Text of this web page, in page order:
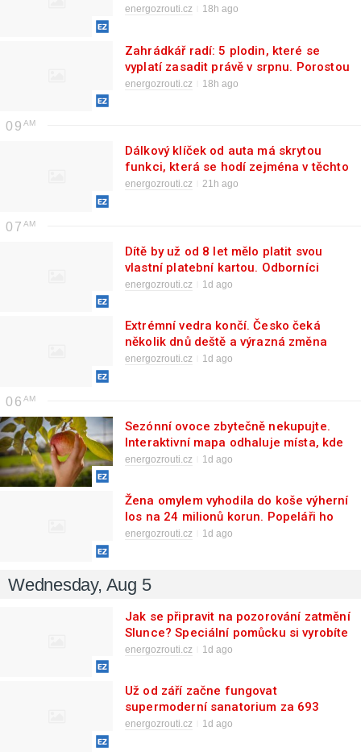
chladu i bez klimatizace
energozrouti.cz 18h ago
Zahrádkář radí: 5 plodin, které se
vyplatí zasadit právě v srpnu. Porostou
téměř bez jakékoliv péče až do
energozrouti.cz 18h ago
09
Dálkový klíček od auta má skrytou
funkci, která se hodí zejména v těchto
vedrech. Stačí jedno tlačítko dlouze
energozrouti.cz 21h ago
07
Dítě by už od 8 let mělo platit svou
vlastní platební kartou. Odborníci
vysvětlují, proč
energozrouti.cz 1d ago
Extrémní vedra končí. Česko čeká
několik dnů deště a výrazná změna
počasí
energozrouti.cz 1d ago
06
Sezónní ovoce zbytečně nekupujte.
Interaktivní mapa odhaluje místa, kde
si ho můžete v srpnu natrhat úplně
energozrouti.cz 1d ago
Žena omylem vyhodila do koše výherní
los na 24 milionů korun. Popeláři ho
okamžitě začali hledat
energozrouti.cz 1d ago
Wednesday, Aug 5
Jak se připravit na pozorování zatmění
Slunce? Speciální pomůcku si vyrobíte
sami a skvěle zabavíte děti
energozrouti.cz 1d ago
Už od září začne fungovat
supermoderní sanatorium za 693
milionů. Péče bude pro vybrané
energozrouti.cz 1d ago